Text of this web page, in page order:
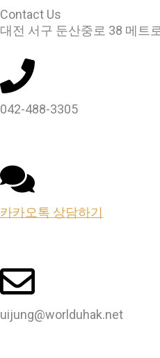
Contact Us
대전 서구 둔산중로 38 메트
042-488-3305
카카오톡 상담하기
uijung@worlduhak.net